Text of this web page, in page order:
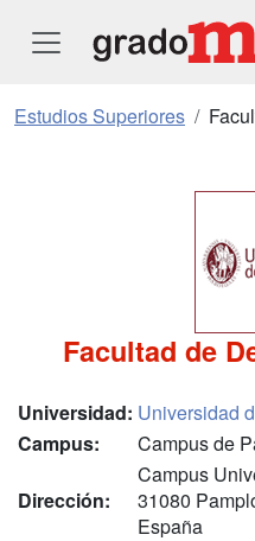
Estudios Superiores
Facultad de
Universidad: Universidad
Campus:
Campus de
Dirección:
Campus
31080
España